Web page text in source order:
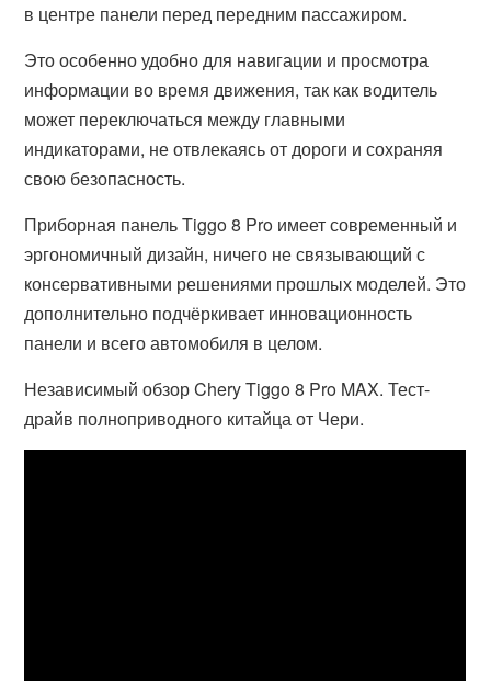
в центре панели перед передним пассажиром.
Это особенно удобно для навигации и просмотра
информации во время движения, так как водитель
может переключаться между главными
индикаторами, не отвлекаясь от дороги и сохраняя
свою безопасность.
Приборная панель Tiggo 8 Pro имеет современный и
эргономичный дизайн, ничего не связывающий с
консервативными решениями прошлых моделей. Это
дополнительно подчёркивает инновационность
панели и всего автомобиля в целом.
Независимый обзор Chery Tiggo 8 Pro MAX. Тест-
драйв полноприводного китайца от Чери.